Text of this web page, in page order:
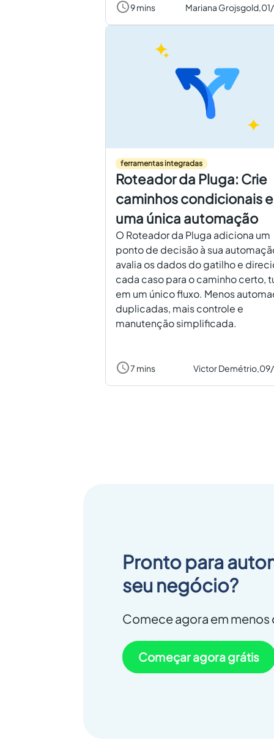
9 mins Mariana Grojsgold,
ferramentas integradas
Roteador da Pluga: Crie
caminhos condicionais
uma única automação
O Roteador da Pluga adiciona um
ponto de decisão à sua
avalia os dados do gatilho e
cada caso para o caminho certo,
em um único fluxo. Menos
duplicadas, mais controle e
manutenção simplificada.
7 mins Victor Demétrio,
Pronto para
seu negócio?
Comece agora em menos
Começar agora grátis